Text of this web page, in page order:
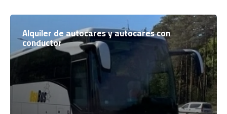
Alquiler de autocares y autocares con
conductor